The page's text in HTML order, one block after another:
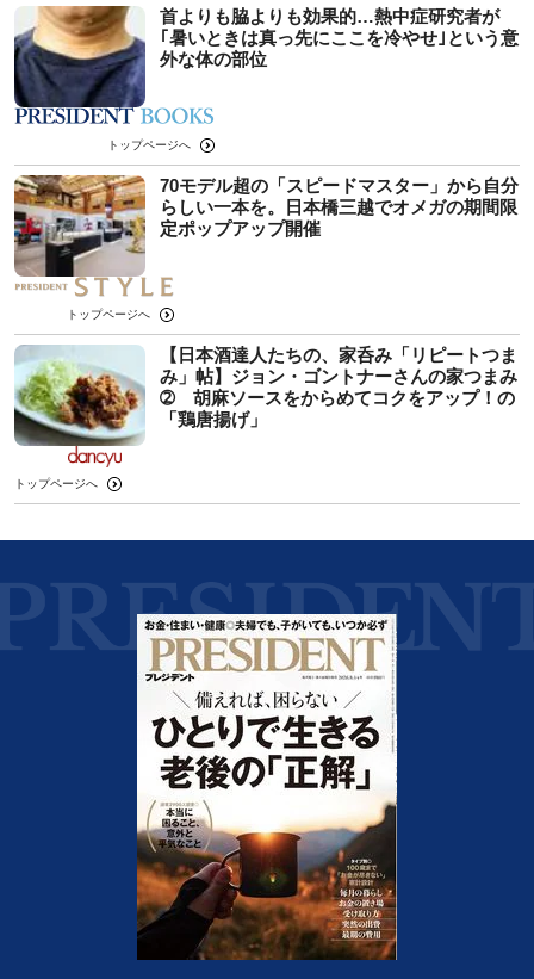
首よりも脇よりも効果的…熱中症研究者が
｢暑いときは真っ先にここを冷やせ｣という意
外な体の部位
トップページへ
70モデル超の「スピードマスター」から自分
らしい一本を。日本橋三越でオメガの期間限
定ポップアップ開催
トップページへ
【日本酒達人たちの、家呑み「リピートつま
み」帖】ジョン・ゴントナーさんの家つまみ
➁ 胡麻ソースをからめてコクをアップ！の
「鶏唐揚げ」
トップページへ